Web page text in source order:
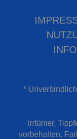
*
Irrtümer,
vorbehalten.